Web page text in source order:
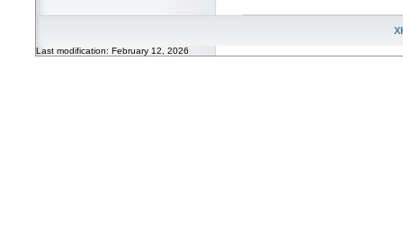
Last modification: February 12, 2026